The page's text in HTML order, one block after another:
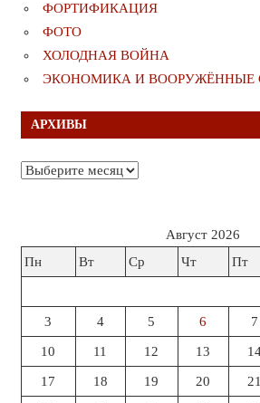
ФОРТИФИКАЦИЯ
ФОТО
ХОЛОДНАЯ ВОЙНА
ЭКОНОМИКА И ВООРУЖЁННЫЕ
АРХИВЫ
Архивы
Август 2026
Пн
Вт Ср Чт Пт
3 4 5 6 7
10 11 12 13
17 18 19 20 21